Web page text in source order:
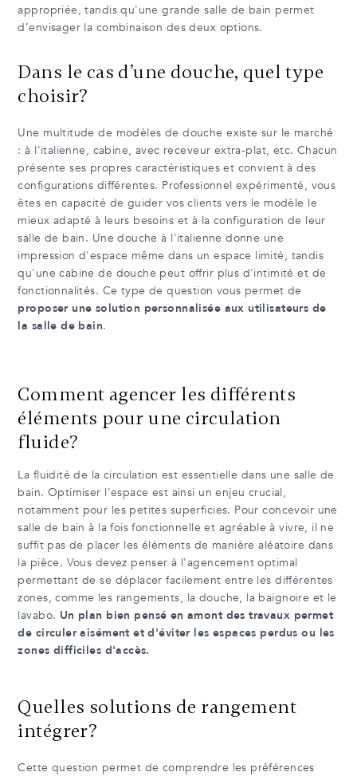
appropriée, tandis qu'une grande salle de bain permet
d’envisager la combinaison des deux options.
Dans le cas d’une douche, quel type
choisir?
Une multitude de modèles de douche existe sur le marché
: à l'italienne, cabine, avec receveur extra-plat, etc. Chacun
présente ses propres caractéristiques et convient à des
configurations différentes. Professionnel expérimenté, vous
êtes en capacité de guider vos clients vers le modèle le
mieux adapté à leurs besoins et à la configuration de leur
salle de bain. Une douche à l'italienne donne une
impression d'espace même dans un espace limité, tandis
qu'une cabine de douche peut offrir plus d'intimité et de
fonctionnalités. Ce type de question vous permet de
proposer une solution personnalisée aux utilisateurs de
la salle de bain.
Comment agencer les différents
éléments pour une circulation
fluide?
La fluidité de la circulation est essentielle dans une salle de
bain. Optimiser l'espace est ainsi un enjeu crucial,
notamment pour les petites superficies. Pour concevoir une
salle de bain à la fois fonctionnelle et agréable à vivre, il ne
suffit pas de placer les éléments de manière aléatoire dans
la pièce. Vous devez penser à l'agencement optimal
permettant de se déplacer facilement entre les différentes
zones, comme les rangements, la douche, la baignoire et le
lavabo. Un plan bien pensé en amont des travaux permet
de circuler aisément et d'éviter les espaces perdus ou les
zones difficiles d'accès.
Quelles solutions de rangement
intégrer?
Cette question permet de comprendre les préférences